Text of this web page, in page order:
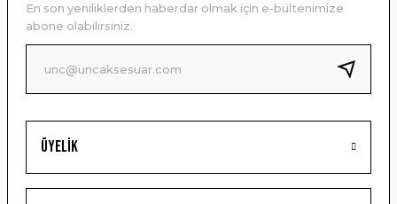
Ürün bilgilerinde hatalar bulunuyor.
Ürün fiyatı diğer sitelerden daha pahalı.
Bu ürüne benzer farklı alternatifler olmalı.
Gönder
Üyelik
En son yeniliklerden haberdar olmak için e-bültenimize
abone olabilirsiniz.